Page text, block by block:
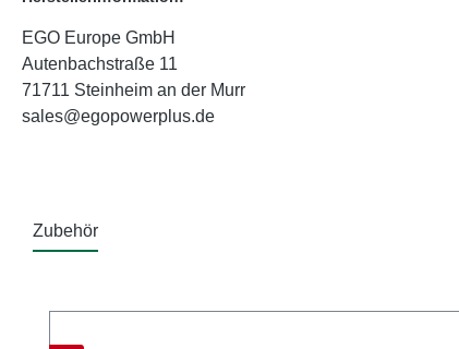
EGO Europe GmbH
Autenbachstraße 11
71711 Steinheim an der Murr
sales@egopowerplus.de
Zubehör